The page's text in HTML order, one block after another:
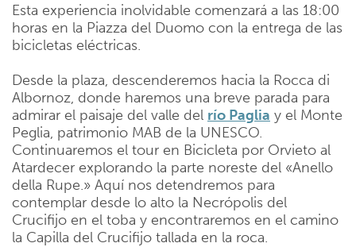
Esta experiencia inolvidable comenzará a las 18:00
horas en la Piazza del Duomo con la entrega de las
bicicletas eléctricas.
Desde la plaza, descenderemos hacia la Rocca di
Albornoz, donde haremos una breve parada para
admirar el paisaje del valle del río Paglia y el Monte
Peglia, patrimonio MAB de la UNESCO.
Continuaremos el tour en Bicicleta por Orvieto al
Atardecer explorando la parte noreste del «Anello
della Rupe.» Aquí nos detendremos para
contemplar desde lo alto la Necrópolis del
Crucifijo en el toba y encontraremos en el camino
la Capilla del Crucifijo tallada en la roca.